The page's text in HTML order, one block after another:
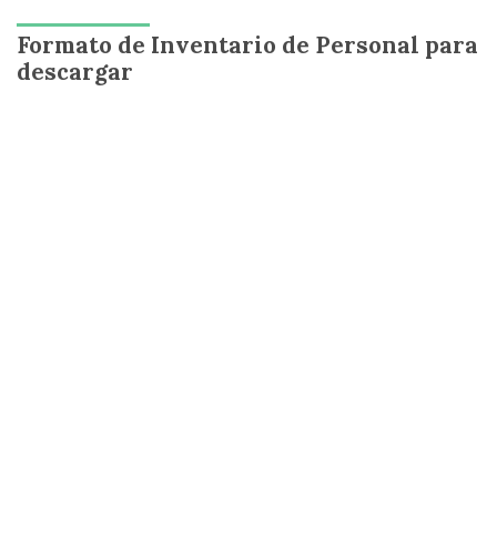
Formato de Inventario de Personal para
descargar